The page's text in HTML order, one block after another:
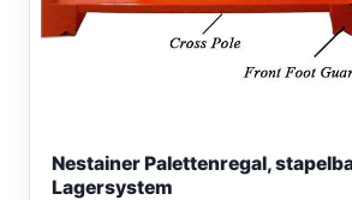
Nestainer Palettenregal,
Lagersystem